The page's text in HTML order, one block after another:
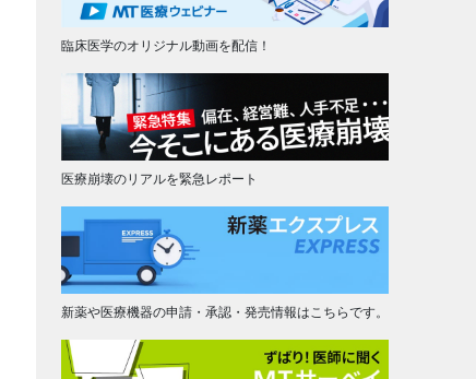
臨床医学のオリジナル動画を配信！
医療崩壊のリアルを緊急レポート
新薬や医療機器の申請・承認・発売情報はこちらです。